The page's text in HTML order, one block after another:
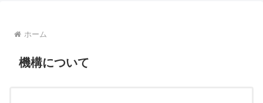
ホーム
機構について